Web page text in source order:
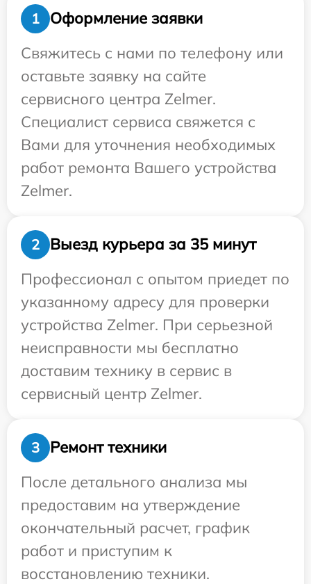
1
Оформление заявки
Свяжитесь с нами по телефону или
оставьте заявку на сайте
сервисного центра Zelmer.
Специалист сервиса свяжется с
Вами для уточнения необходимых
работ ремонта Вашего устройства
Zelmer.
2
Выезд курьера за 35 минут
Профессионал с опытом приедет по
указанному адресу для проверки
устройства Zelmer. При серьезной
неисправности мы бесплатно
доставим технику в сервис в
сервисный центр Zelmer.
3
Ремонт техники
После детального анализа мы
предоставим на утверждение
окончательный расчет, график
работ и приступим к
восстановлению техники.